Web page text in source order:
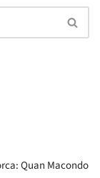
Quan Macondo